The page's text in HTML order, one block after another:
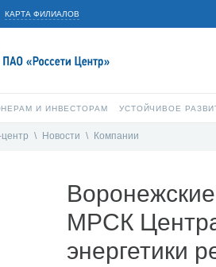
КАРТА ФИЛИАЛОВ
И ИНВЕСТОРАМ УСТОЙЧИВОЕ
\ Новости \ Компании
МРСК
энергетики